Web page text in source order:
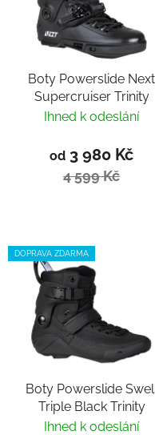
Boty Powerslide Next
Supercruiser Trinity
Ihned k odeslání
od 3 980 Kč
4 599 Kč
DOPRAVA ZDARMA
Boty Powerslide
Triple Black Trinity
Ihned k odeslání